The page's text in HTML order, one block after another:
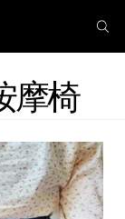
摩椅